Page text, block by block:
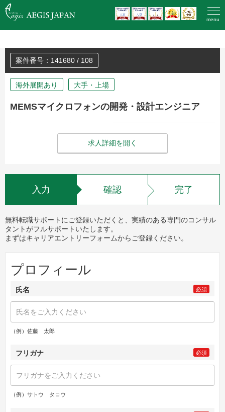
menu
HOME
案件番号：141680 / 108
海外展開あり 大手・上場
MEMSマイクロフォンの開発・設計エンジニア
求人詳細を開く
入力 確認 完了
無料転職サポートにご登録いただくと、実績のある専門のコンサル
タントがフルサポートいたします。
まずはキャリアエントリーフォームからご登録ください。
プロフィール
氏名 必須
（例）佐藤 太郎
フリガナ 必須
（例）サトウ タロウ